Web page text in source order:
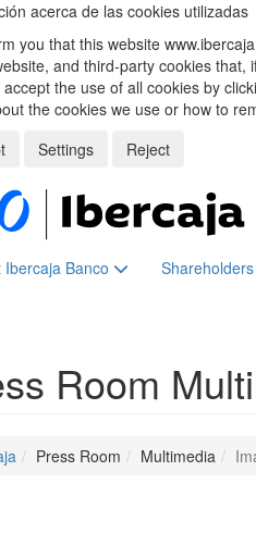
acerca de las cookies utilizadas
you that this website
and third-party cookies that,
accept the use of all cookies by
the cookies we use or how to
Settings
Reject
Ibercaja Banco
Room
Press Room Multimedia